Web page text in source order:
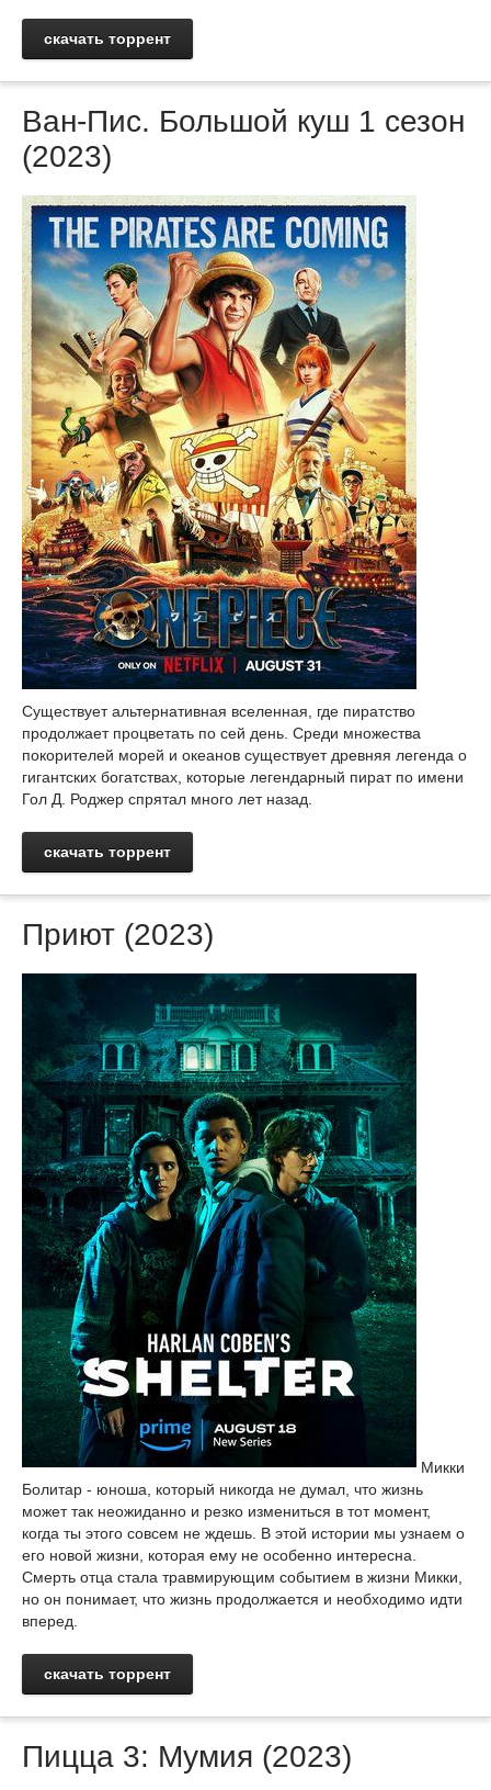
скачать торрент
Ван-Пис. Большой куш 1 сезон
(2023)
Существует альтернативная вселенная, где пиратство
продолжает процветать по сей день. Среди множества
покорителей морей и океанов существует древняя легенда о
гигантских богатствах, которые легендарный пират по имени
Гол Д. Роджер спрятал много лет назад.
скачать торрент
Приют (2023)
Микки
Болитар - юноша, который никогда не думал, что жизнь
может так неожиданно и резко измениться в тот момент,
когда ты этого совсем не ждешь. В этой истории мы узнаем о
его новой жизни, которая ему не особенно интересна.
Смерть отца стала травмирующим событием в жизни Микки,
но он понимает, что жизнь продолжается и необходимо идти
вперед.
скачать торрент
Пицца 3: Мумия (2023)